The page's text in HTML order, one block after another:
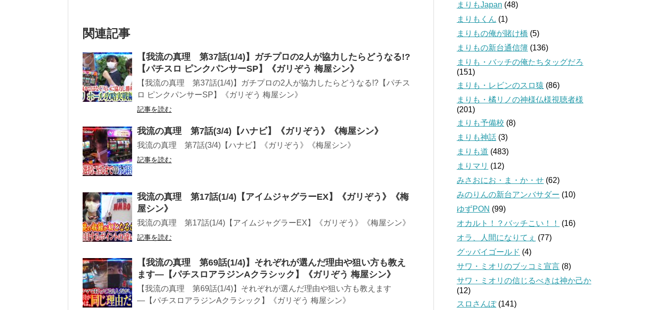
関連記事
【我流の真理 第37話(1/4)】ガチプロの2人が協力したらどうなる!?
【パチスロ ピンクパンサーSP】《ガリぞう 梅屋シン》
【我流の真理 第37話(1/4)】ガチプロの2人が協力したらどうなる!?【パチス
ロ ピンクパンサーSP】《ガリぞう 梅屋シン》
記事を読む
我流の真理 第7話(3/4)【ハナビ】《ガリぞう》《梅屋シン》
我流の真理 第7話(3/4)【ハナビ】《ガリぞう》《梅屋シン》
記事を読む
我流の真理 第17話(1/4)【アイムジャグラーEX】《ガリぞう》《梅
屋シン》
我流の真理 第17話(1/4)【アイムジャグラーEX】《ガリぞう》《梅屋シン》
記事を読む
【我流の真理 第69話(1/4)】それぞれが選んだ理由や狙い方も教え
ます―【パチスロアラジンAクラシック】《ガリぞう 梅屋シン》
【我流の真理 第69話(1/4)】それぞれが選んだ理由や狙い方も教えます
―【パチスロアラジンAクラシック】《ガリぞう 梅屋シン》
まりもJapan (48)
まりもくん (1)
まりもの俺が賭け橋 (5)
まりもの新台通信簿 (136)
まりも・バッチの俺たちタッグだろ
(151)
まりも・レビンのスロ猿 (86)
まりも・橘リノの神様仏様視聴者様
(201)
まりも予備校 (8)
まりも神話 (3)
まりも道 (483)
まりマリ (12)
みさおにお・ま・か・せ (62)
みのりんの新台アンバサダー (10)
ゆずPON (99)
オカルト！？バッチこい！！
(16)
オラ、人間になりてぇ (77)
グッバイゴールド (4)
サワ・ミオリのブッコミ宣言 (8)
サワ・ミオリの信じるべきは神か己か
(12)
スロさんぽ(141)